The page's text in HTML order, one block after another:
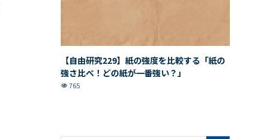
【自由研究229】紙の強度を比較する「紙の
強さ比べ！どの紙が一番強い？」
765